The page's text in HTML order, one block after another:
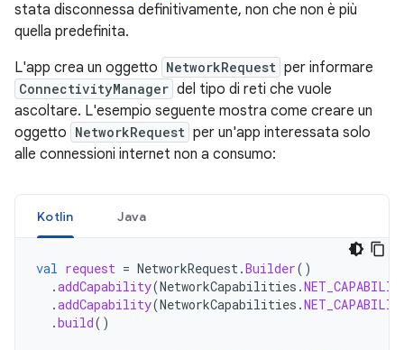
stata disconnessa definitivamente, non che non è più
quella predefinita.
L'app crea un oggetto NetworkRequest per informare
ConnectivityManager del tipo di reti che vuole
ascoltare. L'esempio seguente mostra come creare un
oggetto NetworkRequest per un'app interessata solo
alle connessioni internet non a consumo:
Kotlin Java
val request = NetworkRequest.Builder()
.addCapability(NetworkCapabilities .
.addCapability(NetworkCapabilities .
.build()